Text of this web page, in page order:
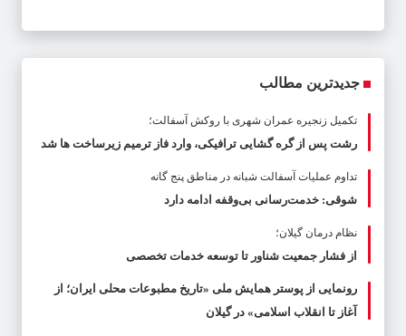
جدیدترین مطالب
تکمیل زنجیره عمران شهری با روکش آسفالت؛
رشت پس از گره گشایی ترافیکی، وارد فاز ترمیم زیرساخت ها شد
تداوم عملیات آسفالت‌ شبانه در مناطق پنج گانه
شوقی: خدمت‌رسانی بی‌وقفه ادامه دارد
نظام درمان گیلان؛
از فشار جمعیت شناور تا توسعه خدمات تخصصی
رونمایی از پوستر همایش ملی «تاریخ مطبوعات محلی ایران؛ از
آغاز تا انقلاب اسلامی» در گیلان